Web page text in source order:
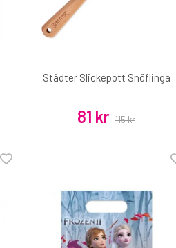
Städter Slickepott Snöflinga
81 kr 115 kr